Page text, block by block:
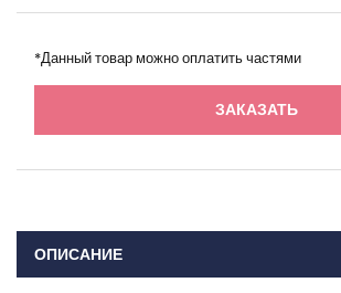
*Данный товар можно оплатить частями
ЗАКАЗАТЬ
ОПИСАНИЕ